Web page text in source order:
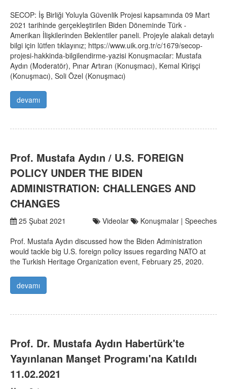
SECOP: İş Birliği Yoluyla Güvenlik Projesi kapsamında 09 Mart
2021 tarihinde gerçekleştirilen Biden Döneminde Türk -
Amerikan İlişkilerinden Beklentiler paneli. Projeyle alakalı detaylı
bilgi için lütfen tıklayınız; https://www.uik.org.tr/c/1679/secop-
projesi-hakkinda-bilgilendirme-yazisi Konuşmacılar: Mustafa
Aydın (Moderatör), Pınar Artıran (Konuşmacı), Kemal Kirişçi
(Konuşmacı), Soli Özel (Konuşmacı)
devamı
Prof. Mustafa Aydın / U.S. FOREIGN
POLICY UNDER THE BIDEN
ADMINISTRATION: CHALLENGES AND
CHANGES
25 Şubat 2021 Videolar
Konuşmalar | Speeches
Prof. Mustafa Aydın discussed how the Biden Administration
would tackle big U.S. foreign policy issues regarding NATO at
the Turkish Heritage Organization event, February 25, 2020.
devamı
Prof. Dr. Mustafa Aydın Habertürk'te
Yayınlanan Manşet Programı'na Katıldı
11.02.2021